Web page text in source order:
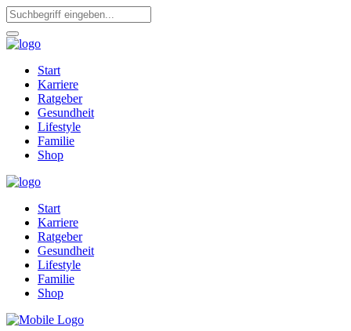
Start
Karriere
Ratgeber
Gesundheit
Lifestyle
Familie
Shop
Start
Karriere
Ratgeber
Gesundheit
Lifestyle
Familie
Shop